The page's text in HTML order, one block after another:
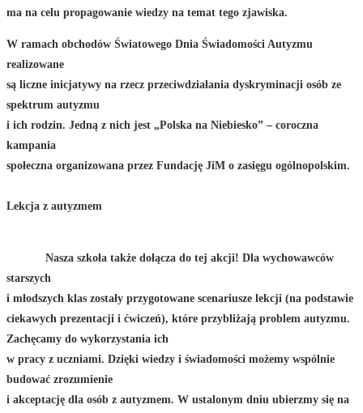
ma na celu propagowanie wiedzy na temat tego zjawiska.
W ramach obchodów Światowego Dnia Świadomości Autyzmu
realizowane
są liczne inicjatywy na rzecz przeciwdziałania dyskryminacji osób ze
spektrum autyzmu
i ich rodzin. Jedną z nich jest „Polska na Niebiesko” – coroczna
kampania
społeczna organizowana przez Fundację JiM o zasięgu ogólnopolskim.
Lekcja z autyzmem
Nasza szkoła także dołącza do tej akcji! Dla wychowawców
starszych
i młodszych klas zostały przygotowane scenariusze lekcji (na podstawie
ciekawych prezentacji i ćwiczeń), które przybliżają problem autyzmu.
Zachęcamy do wykorzystania ich
w pracy z uczniami. Dzięki wiedzy i świadomości możemy wspólnie
budować zrozumienie
i akceptację dla osób z autyzmem. W ustalonym dniu ubierzmy się na